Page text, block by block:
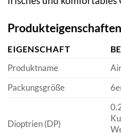
EIGENSCHAFT
Produktname
Packungsgröße
Dioptrien (DP)